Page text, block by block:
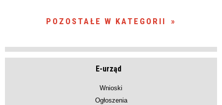
POZOSTAŁE W KATEGORII
E-urząd
Wnioski
Ogłoszenia